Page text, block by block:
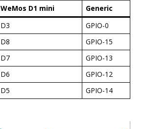
WeMos D1 mini
Generic
D3
GPIO-0
D8
GPIO-15
D7
GPIO-13
D6
GPIO-12
D5 GPIO-14